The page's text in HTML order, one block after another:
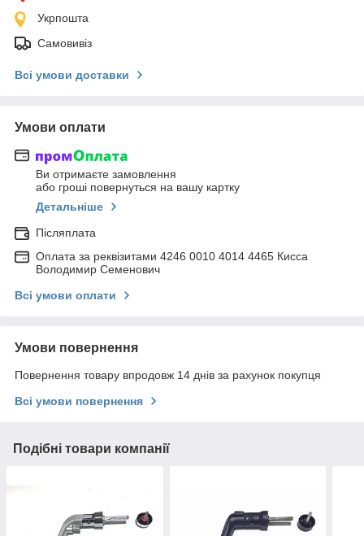
Укрпошта
Самовивіз
Всі умови доставки
Умови оплати
Ви отримаєте замовлення
або гроші повернуться на вашу картку
Детальніше
Післяплата
Оплата за реквізитами 4246 0010 4014 4465 Кисса
Володимир Семенович
Всі умови оплати
Умови повернення
Повернення товару впродовж 14 днів за рахунок покупця
Всі умови повернення
Подібні товари компанії